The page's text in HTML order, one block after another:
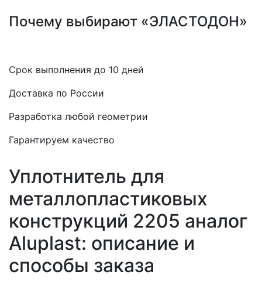
Почему выбирают «ЭЛАСТОДОН»
Срок выполнения до 10 дней
Доставка по России
Разработка любой геометрии
Гарантируем качество
Уплотнитель для
металлопластиковых
конструкций 2205 аналог
Aluplast: описание и
способы заказа